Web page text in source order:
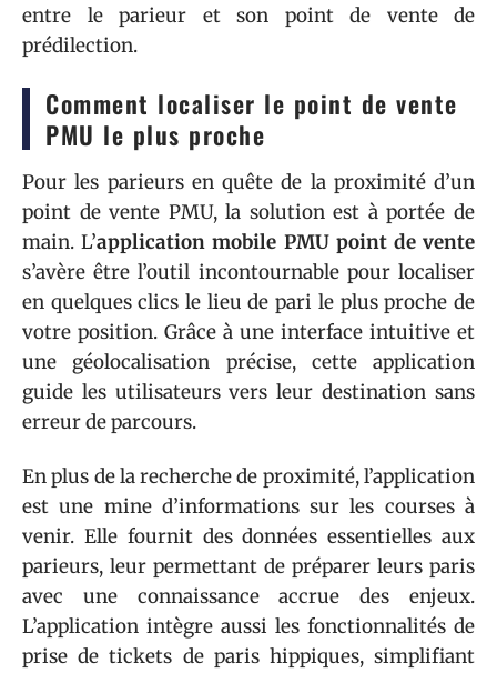
entre le parieur et son point de vente de
prédilection.
Comment localiser le point de vente
PMU le plus proche
Pour les parieurs en quête de la proximité d’un
point de vente PMU, la solution est à portée de
main. L’application mobile PMU point de vente
s’avère être l’outil incontournable pour localiser
en quelques clics le lieu de pari le plus proche de
votre position. Grâce à une interface intuitive et
une géolocalisation précise, cette application
guide les utilisateurs vers leur destination sans
erreur de parcours.
En plus de la recherche de proximité, l’application
est une mine d’informations sur les courses à
venir. Elle fournit des données essentielles aux
parieurs, leur permettant de préparer leurs paris
avec une connaissance accrue des enjeux.
L’application intègre aussi les fonctionnalités de
prise de tickets de paris hippiques, simplifiant